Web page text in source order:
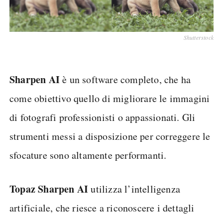
Shutterstock
Sharpen AIè un software completo, che ha
come obiettivo quello di migliorare le immagini
di fotografi professionisti o appassionati. Gli
strumenti messi a disposizione per correggere le
sfocature sono altamente performanti.
Topaz Sharpen AIutilizza l’intelligenza
artificiale, che riesce a riconoscere i dettagli